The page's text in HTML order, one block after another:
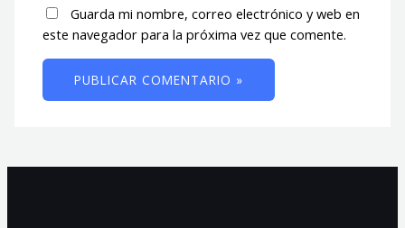
Guarda mi nombre, correo electrónico y web en
este navegador para la próxima vez que comente.